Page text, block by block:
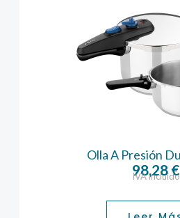
Olla A Presión
98,28€
IVA incluido